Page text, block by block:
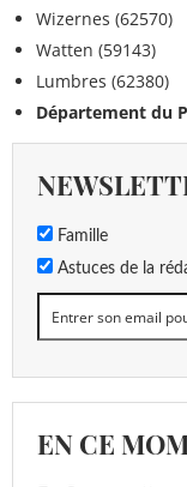
Wizernes (62570)
Watten (59143)
Lumbres (62380)
Département du
Famille
Astuces de la
EN CE